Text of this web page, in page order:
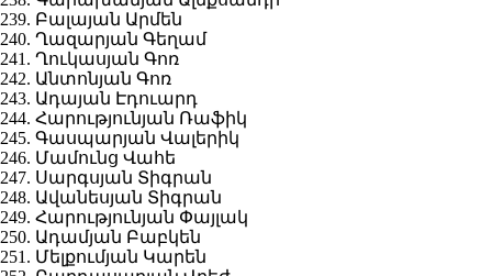
239. Բալայան Արմեն
240. Ղազարյան Գեղամ
241. Ղուկասյան Գոռ
242. Անտոնյան Գոռ
243. Ադայան Էդուարդ
244. Հարությունյան Ռաֆիկ
245. Գասպարյան Վալերիկ
246. Մամունց Վահե
247. Սարգսյան Տիգրան
248. Ավանեսյան Տիգրան
249. Հարությունյան Փայլակ
250. Ադամյան Բաբկեն
251. Մելքումյան Կարեն